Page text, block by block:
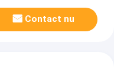
Contact nu